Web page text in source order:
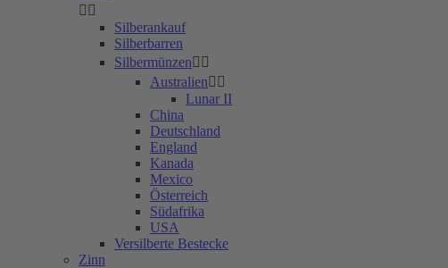
 
Silberankauf
Silberbarren
Silbermünzen 
Australien 
Lunar II
China
Deutschland
England
Kanada
Mexico
Österreich
Südafrika
USA
Versilberte Bestecke
Zinn